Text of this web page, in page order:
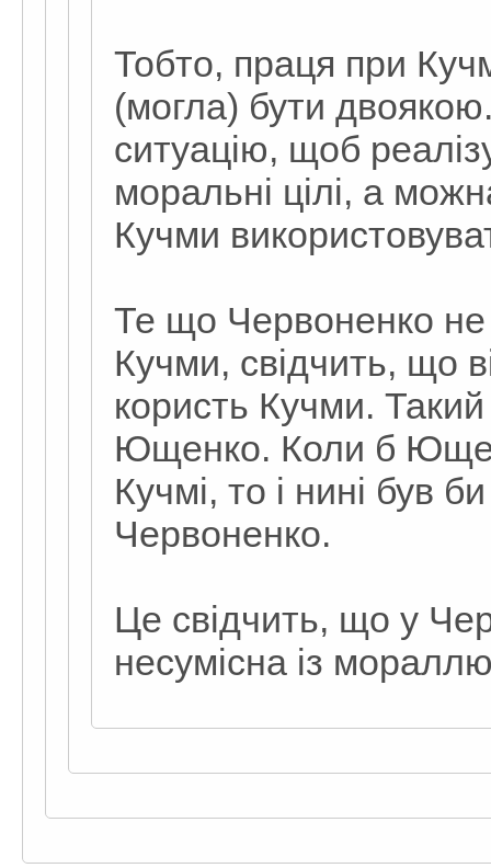
Тобто, праця при
(могла) бути
ситуацію, щоб
моральні цілі, а
Кучми
Те що Червоненко
Кучми, свідчить, що
користь Кучми.
Ющенко. Коли б
Кучмі, то і нині був
Червоненко.
Це свідчить, що у
несумісна із